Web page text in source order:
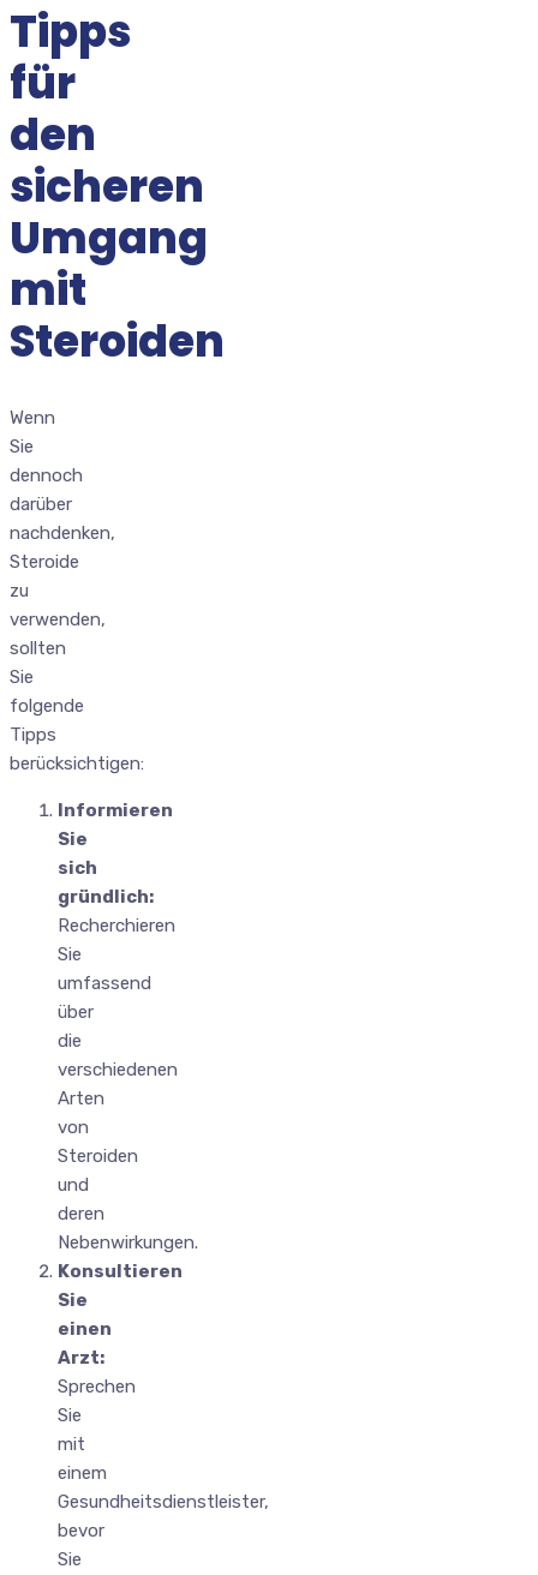
Tipps
für
den
sicheren
Umgang
mit
Steroiden
Wenn
Sie
dennoch
darüber
nachdenken,
Steroide
zu
verwenden,
sollten
Sie
folgende
Tipps
berücksichtigen:
Informieren
Sie
sich
gründlich:
Recherchieren
Sie
umfassend
über
die
verschiedenen
Arten
von
Steroiden
und
deren
Nebenwirkungen.
Konsultieren
Sie
einen
Arzt:
Sprechen
Sie
mit
einem
Gesundheitsdienstleister,
bevor
Sie